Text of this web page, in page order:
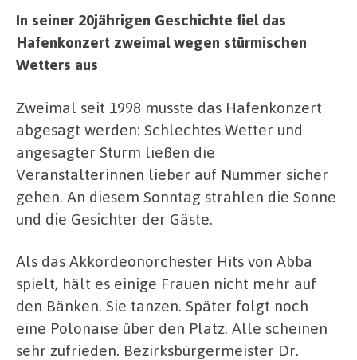
In seiner 20jährigen Geschichte fiel das
Hafenkonzert zweimal wegen stürmischen
Wetters aus
Zweimal seit 1998 musste das Hafenkonzert
abgesagt werden: Schlechtes Wetter und
angesagter Sturm ließen die
Veranstalterinnen lieber auf Nummer sicher
gehen. An diesem Sonntag strahlen die Sonne
und die Gesichter der Gäste.
Als das Akkordeonorchester Hits von Abba
spielt, hält es einige Frauen nicht mehr auf
den Bänken. Sie tanzen. Später folgt noch
eine Polonaise über den Platz. Alle scheinen
sehr zufrieden. Bezirksbürgermeister Dr.